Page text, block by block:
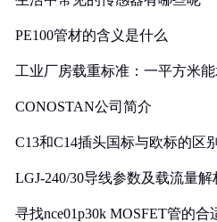
PE100管材的含义是什么
工业厂房载重标准：一平方米
CONOSTAN公司简介
C13和C14插头国标与欧标的区
LGJ-240/30导线参数及载流量解
寻找nce01p30k MOSFET管的合